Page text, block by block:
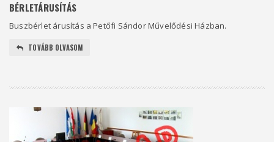
BÉRLETÁRUSÍTÁS
Buszbérlet árusítás a Petőfi Sándor Művelődési Házban.
TOVÁBB OLVASOM